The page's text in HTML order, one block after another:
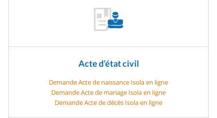
Acte d’état civil
Demande Acte de naissance Isola en ligne
Demande Acte de mariage Isola en ligne
Demande Acte de décès Isola en ligne